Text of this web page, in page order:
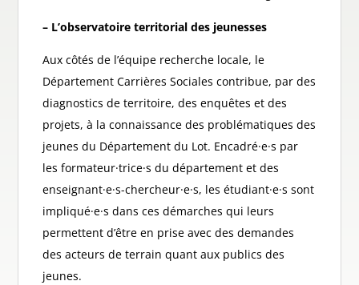
– L’observatoire territorial des jeunesses
Aux côtés de l’équipe recherche locale, le
Département Carrières Sociales contribue, par des
diagnostics de territoire, des enquêtes et des
projets, à la connaissance des problématiques des
jeunes du Département du Lot. Encadré·e·s par
les formateur·trice·s du département et des
enseignant·e·s-chercheur·e·s, les étudiant·e·s sont
impliqué·e·s dans ces démarches qui leurs
permettent d’être en prise avec des demandes
des acteurs de terrain quant aux publics des
jeunes.